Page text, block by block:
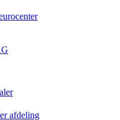
afdeling